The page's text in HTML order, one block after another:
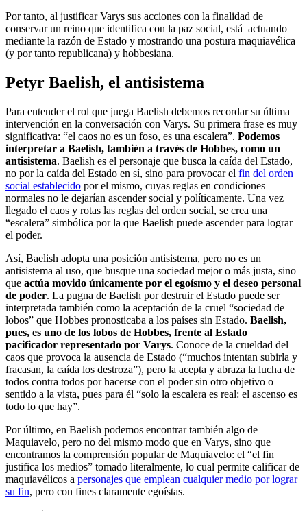
Por tanto, al justificar Varys sus acciones con la finalidad de
conservar un reino que identifica con la paz social, está actuando
mediante la razón de Estado y mostrando una postura maquiavélica
(y por tanto republicana) y hobbesiana.
Petyr Baelish, el antisistema
Para entender el rol que juega Baelish debemos recordar su última
intervención en la conversación con Varys. Su primera frase es muy
significativa: “el caos no es un foso, es una escalera”. Podemos
interpretar a Baelish, también a través de Hobbes, como un
antisistema. Baelish es el personaje que busca la caída del Estado,
no por la caída del Estado en sí, sino para provocar el fin del orden
social establecido por el mismo, cuyas reglas en condiciones
normales no le dejarían ascender social y políticamente. Una vez
llegado el caos y rotas las reglas del orden social, se crea una
“escalera” simbólica por la que Baelish puede ascender para lograr
el poder.
Así, Baelish adopta una posición antisistema, pero no es un
antisistema al uso, que busque una sociedad mejor o más justa, sino
que actúa movido únicamente por el egoísmo y el deseo personal
de poder. La pugna de Baelish por destruir el Estado puede ser
interpretada también como la aceptación de la cruel “sociedad de
lobos” que Hobbes pronosticaba a los países sin Estado. Baelish,
pues, es uno de los lobos de Hobbes, frente al Estado
pacificador representado por Varys. Conoce de la crueldad del
caos que provoca la ausencia de Estado (“muchos intentan subirla y
fracasan, la caída los destroza”), pero la acepta y abraza la lucha de
todos contra todos por hacerse con el poder sin otro objetivo o
sentido a la vista, pues para él “solo la escalera es real: el ascenso es
todo lo que hay”.
Por último, en Baelish podemos encontrar también algo de
Maquiavelo, pero no del mismo modo que en Varys, sino que
encontramos la comprensión popular de Maquiavelo: el “el fin
justifica los medios” tomado literalmente, lo cual permite calificar de
maquiavélicos a personajes que emplean cualquier medio por lograr
su fin, pero con fines claramente egoístas.